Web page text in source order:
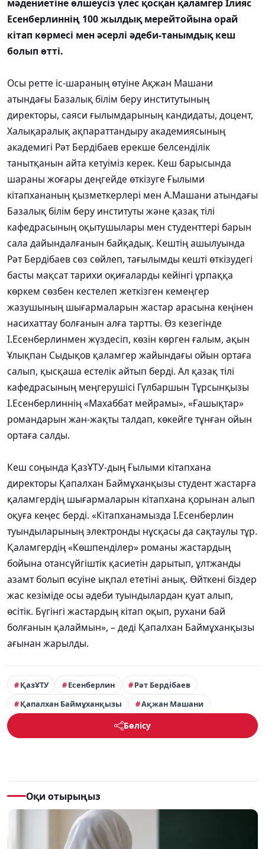
мәдениетіне өлшеусіз үлес қосқан қаламгер Ілияс
Есенберлиннің 100 жылдық мерейтойына орай
кітап көрмесі мен әсерлі әдеби-танымдық кеш
болып өтті.
Осы ретте іс-шараның өтуіне Ақжан Машани
атындағы Базалық білім беру институтының
директоры, саяси ғылымдарының кандидаты, доцент,
Халықаралық ақпараттандыру академиясының
академигі Рәт Бердібаев ерекше белсенділік
танытқанын айта кетуіміз керек. Кеш барысында
шараны жоғары деңгейде өткізуге Ғылыми
кітапхананың қызметкерлері мен А.Машани атындағы
Базалық білім беру институты және қазақ тілі
кафедрасының оқытушылары мен студенттері барын
сала дайындалғанын байқадық. Кештің ашылуында
Рәт Бердібаев сөз сөйлеп, тағылымды кешті өткізудегі
басты мақсат тарихи оқиғаларды кейінгі ұрпаққа
көркем сөзбен кестелеп жеткізген кемеңгер
жазушының шығармаларын жастар арасына кеңінен
насихаттау болғанын алға тартты. Өз кезегінде
І.Есенберлинмен жүздесіп, көзін көрген ғалым, ақын
Ұлықпан Сыдықов қаламгер жайындағы ойын ортаға
салып, қысқаша естелік айтып берді. Ал қазақ тілі
кафедрасының меңгерушісі Гүлбаршын Тұрсынқызы
І.Есенберлиннің «Махаббат мейрамы», «Ғашықтар»
романдарын жан-жақты талдап, көкейге тұнған ойын
ортаға салды.
Кеш соңында ҚазҰТУ-дың Ғылыми кітапхана
директоры Қапалхан Баймұханқызы студент жастарға
қаламгердің шығармаларын кітапхана қорынан алып
оқуға кеңес берді. «Кітапханамызда І.Есенберлин
туындыларының электронды нұсқасы да сақтаулы тұр.
Қаламгердің «Көшпенділер» романы жастардың
бойына отансүйгіштік қасиетін дарытып, ұлтжанды
азамт болып өсуіне ықпал ететіні анық. Өйткені біздер
жас кезіміде осы әдеби туындылардан қуат алып,
өсітік. Бүгінгі жастардың кітап оқып, рухани бай
болғанын қалаймын», – деді Қапалхан Баймұханқызы
ағынан жарылды.
ҚазҰТУ Есенберлин
Рәт Бердібаев
Қапалхан Баймұханқызы
Ақжан Машани
Бөлісу
Оқи отырыңыз